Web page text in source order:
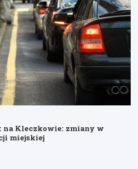
na Kleczkowie: zmiany w
miejskiej